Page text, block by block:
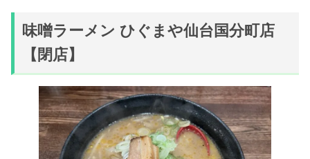
味噌ラーメン ひぐまや仙台国分町店
【閉店】